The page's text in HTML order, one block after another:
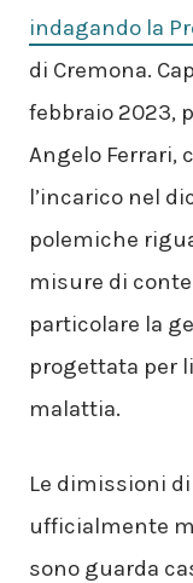
indagando la
di Cremona.
febbraio 2023,
Angelo Ferrari,
l’incarico nel
polemiche
misure di
particolare la
progettata per
malattia.
Le dimissioni
ufficialmente
sono guarda